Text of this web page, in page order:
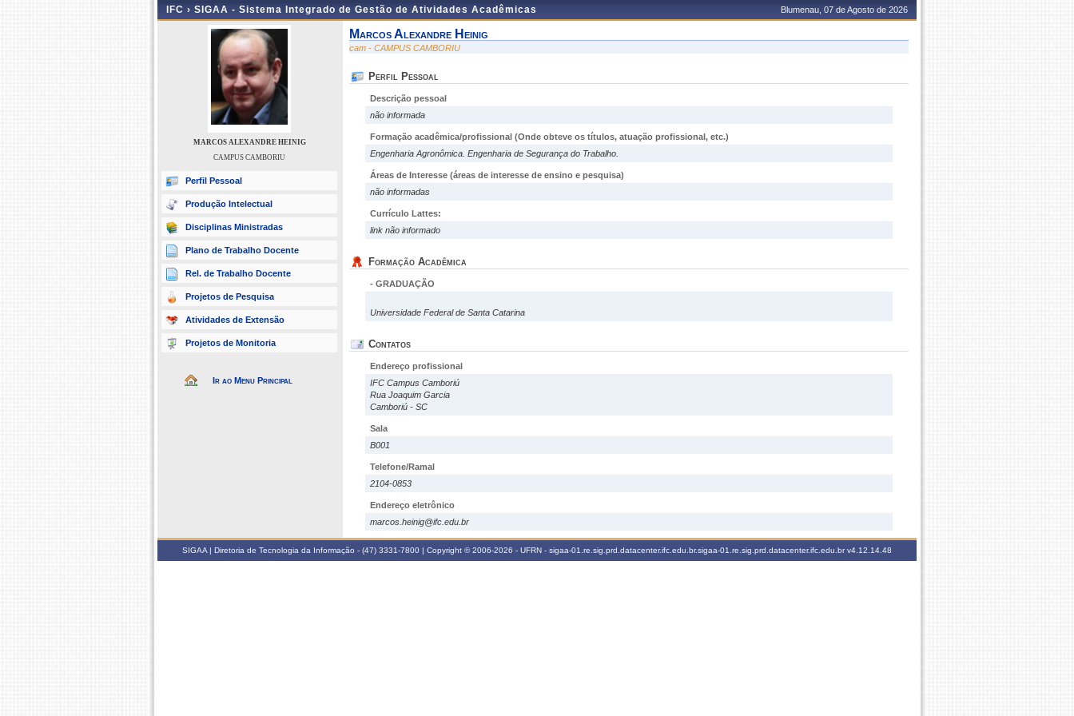
IFC › SIGAA - Sistema Integrado de Gestão de Atividades Acadêmicas Blumenau, 07 de Agosto de 2026
MARCOS ALEXANDRE HEINIG
CAMPUS CAMBORIU
Perfil Pessoal
Produção Intelectual
Disciplinas Ministradas
Plano de Trabalho Docente
Rel. de Trabalho Docente
Projetos de Pesquisa
Atividades de Extensão
Projetos de Monitoria
Ir ao Menu Principal
Marcos Alexandre Heinig
cam - CAMPUS CAMBORIU
Perfil Pessoal
Descrição pessoal
não informada
Formação acadêmica/profissional (Onde obteve os títulos, atuação profissional, etc.)
Engenharia Agronômica. Engenharia de Segurança do Trabalho.
Áreas de Interesse (áreas de interesse de ensino e pesquisa)
não informadas
Currículo Lattes:
link não informado
Formação Acadêmica
- GRADUAÇÃO
Universidade Federal de Santa Catarina
Contatos
Endereço profissional
IFC Campus Camboriú
Rua Joaquim Garcia
Camboriú - SC
Sala
B001
Telefone/Ramal
2104-0853
Endereço eletrônico
marcos.heinig@ifc.edu.br
SIGAA | Diretoria de Tecnologia da Informação - (47) 3331-7800 | Copyright © 2006-2026 - UFRN - sigaa-01.re.sig.prd.datacenter.ifc.edu.br.sigaa-01.re.sig.prd.datacenter.ifc.edu.brv4.12.14.48